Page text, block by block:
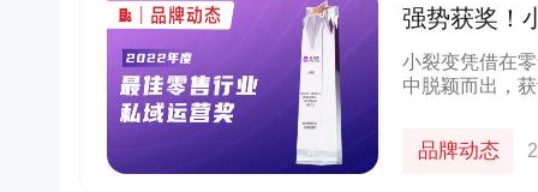
强势获奖！
营奖」
小裂变凭借在
中脱颖而出，
品牌动态
海报，邀请朋友进群 通过小裂变SCRM
阶梯化的玩法设计，实现了客户的快速
10000+
单场活动引流
70%+
客户活跃率
更多案例
能门店导流线上，用企业微信沉淀
客户池，同时通过视频号直播等方
多渠道引流